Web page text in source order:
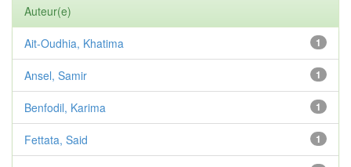
Auteur(e)
1
Ait-Oudhia, Khatima
1
Ansel, Samir
1
Benfodil, Karima
1
Fettata, Said